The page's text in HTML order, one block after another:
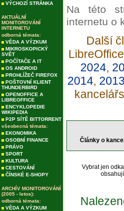
VÝCHOZÍ STRÁNKA
AKTUÁLNÍ
MONITOROVÁNÍ
INTERNETU
odborná témata:
VĚDA A VÝZKUM
MIKROSKOPICKÝ
SVĚT
POČÍTAČE A IT
OS ANDROID
PROHLÍŽEČ FIREFOX
POŠTOVNÍ KLIENT
THUNDERBIRD
OPENOFFICE A
LIBREOFFICE
ENCYKLOPEDIE
WIKIPEDIA
P2P SÍTĚ BITTORRENT
všeobecná témata:
EKONOMIKA
OSOBNÍ FINANCE
PRÁVO
SPORT
KULTURA
CESTOVÁNÍ
ČÍNSKÉ E-SHOPY
ARCHÍV MONITOROVÁNÍ
(2005 - letos):
odborná témata:
VĚDA A VÝZKUM
Na této
internetu o
Další
2024,
2014, 2013
Články o
Vybrat jen